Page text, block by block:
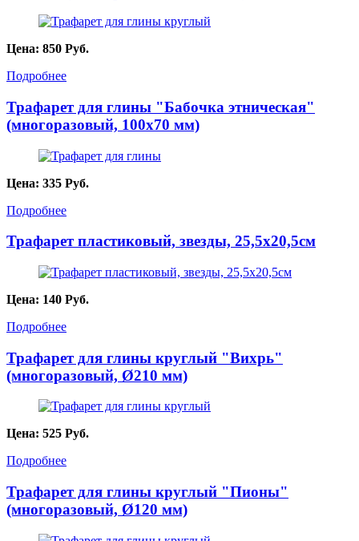
Цена: 850 Руб.
Подробнее
Трафарет для глины "Бабочка этническая"
(многоразовый, 100х70 мм)
Цена: 335 Руб.
Подробнее
Трафарет пластиковый, звезды, 25,5х20,5см
Цена: 140 Руб.
Подробнее
Трафарет для глины круглый "Вихрь"
(многоразовый, Ø210 мм)
Цена: 525 Руб.
Подробнее
Трафарет для глины круглый "Пионы"
(многоразовый, Ø120 мм)